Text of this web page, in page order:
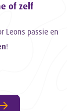
of zelf
Leons passie en
!